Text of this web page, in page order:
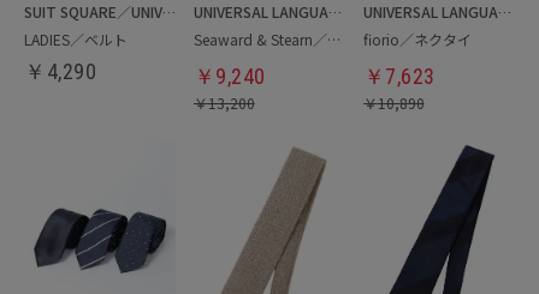
SUIT SQUARE／UNIVERSAL LANGUAGE／WHITE
LADIES／ベルト
￥ 4,290
UNIVERSAL LANGUAGE
Seaward & Stearn／ネクタイ
￥ 9,240
￥13,200
UNIVERSAL LANGUAGE
fiorio／ネクタイ
￥ 7,623
￥10,890